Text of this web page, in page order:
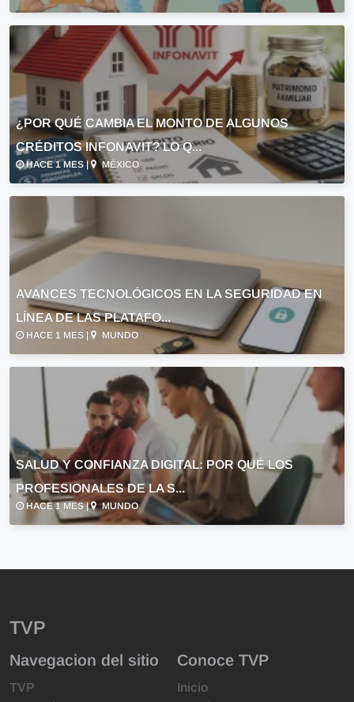
¿POR QUÉ CAMBIA EL MONTO DE ALGUNOS
CRÉDITOS INFONAVIT? LO Q...
HACE 1 MES | MÉXICO
AVANCES TECNOLÓGICOS EN LA SEGURIDAD EN
LÍNEA DE LAS PLATAFO...
HACE 1 MES | MUNDO
SALUD Y CONFIANZA DIGITAL: POR QUÉ LOS
PROFESIONALES DE LA S...
HACE 1 MES | MUNDO
TVP
Navegacion del sitio
TVP
Conoce TVP
Inicio